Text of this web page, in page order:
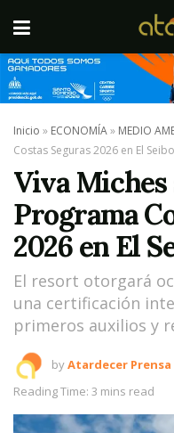
Inicio » ECONOMÍA» MEDIO
Costas Seguras 2026 en El Seibo
Viva Miches
Programa
2026 en El
El resort otorgará
una certificación
primeros auxilios y
byAtardecer Prensa
Reading Time: 3 mins read